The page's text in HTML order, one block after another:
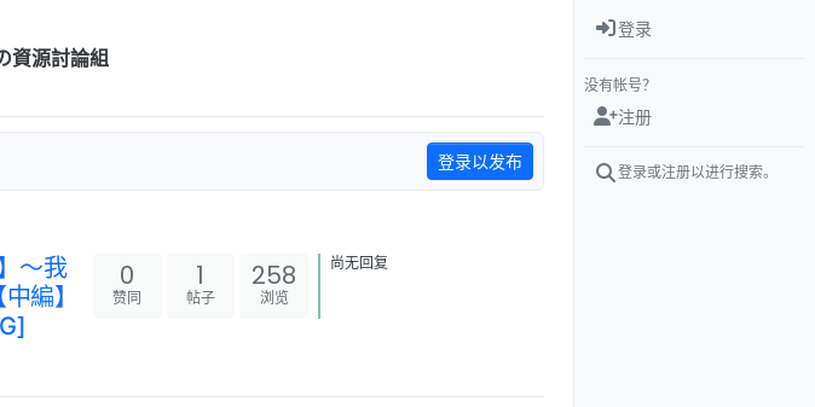
資源討論組
登录以发布
～我
編】
0
赞同
1
帖子
258
浏览
尚无回复
登录
没有帐号？
注册
登录或注册以进行搜索。